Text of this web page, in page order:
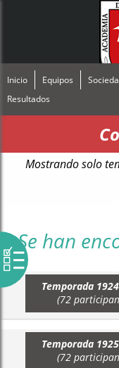
Inicio Equipos
Resultados
Mostrando solo
Se han
Temporada
(72
Temporada
(72